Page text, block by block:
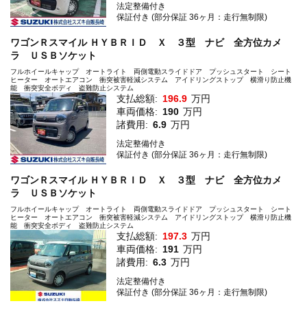
法定整備付き
保証付き (部分保証 36ヶ月：走行無制限)
ワゴンＲスマイル ＨＹＢＲＩＤ Ｘ ３型 ナビ 全方位カメ
ラ ＵＳＢソケット
フルホイールキャップ オートライト 両側電動スライドドア プッシュスタート シート
ヒーター オートエアコン 衝突被害軽減システム アイドリングストップ 横滑り防止機
能 衝突安全ボディ 盗難防止システム
支払総額: 196.9 万円
車両価格: 190 万円
諸費用: 6.9 万円
法定整備付き
保証付き (部分保証 36ヶ月：走行無制限)
ワゴンＲスマイル ＨＹＢＲＩＤ Ｘ ３型 ナビ 全方位カメ
ラ ＵＳＢソケット
フルホイールキャップ オートライト 両側電動スライドドア プッシュスタート シート
ヒーター オートエアコン 衝突被害軽減システム アイドリングストップ 横滑り防止機
能 衝突安全ボディ 盗難防止システム
支払総額: 197.3 万円
車両価格: 191 万円
諸費用: 6.3 万円
法定整備付き
保証付き (部分保証 36ヶ月：走行無制限)